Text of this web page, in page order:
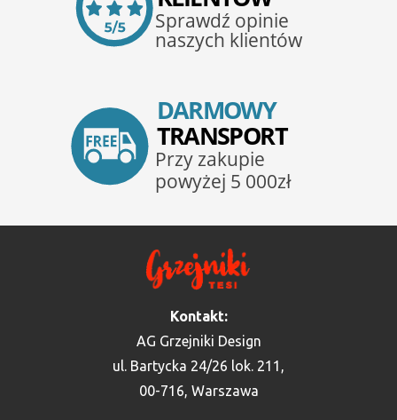
Kontakt:
AG Grzejniki Design
ul. Bartycka 24/26 lok. 211,
00-716, Warszawa